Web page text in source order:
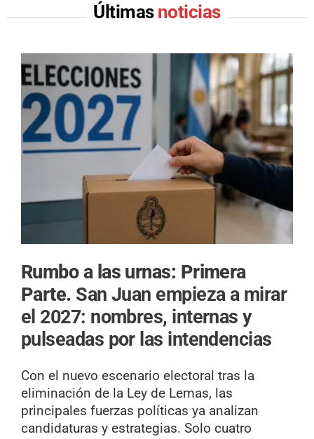
Últimas noticias
Rumbo a las urnas: Primera
Parte. San Juan empieza a mirar
el 2027: nombres, internas y
pulseadas por las intendencias
Con el nuevo escenario electoral tras la
eliminación de la Ley de Lemas, las
principales fuerzas políticas ya analizan
candidaturas y estrategias. Solo cuatro